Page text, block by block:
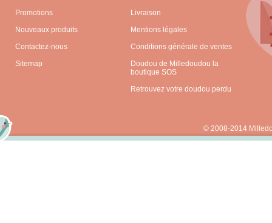
Promotions
Nouveaux produits
Contactez-nous
Sitemap
Livraison
Mentions légales
Conditions générale de ventes
Doudou de Milledoudou la
boutique SOS
Retrouvez votre doudou perdu
© 2008-2014